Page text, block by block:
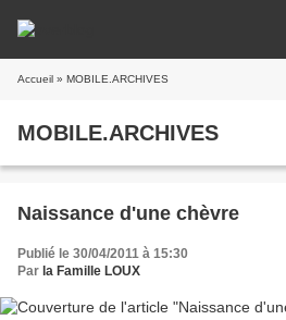
Accueil » MOBILE.ARCHIVES
MOBILE.ARCHIVES
Naissance d'une chèvre
Publié le 30/04/2011 à 15:30
Par la Famille LOUX